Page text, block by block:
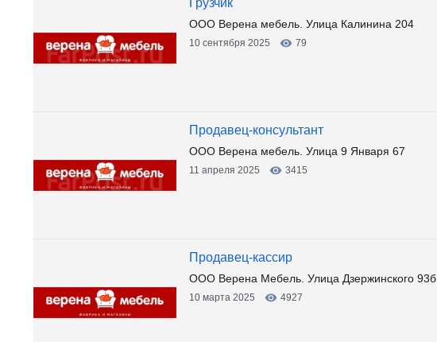
Грузчик
ООО Верена мебель. Улица Калинина 204
10 сентября 2025 79
Продавец-консультант
ООО Верена мебель. Улица 9 Января 67
11 апреля 2025 3415
Продавец-кассир
ООО Верена Мебель. Улица Дзержинского 93б
10 марта 2025 4927